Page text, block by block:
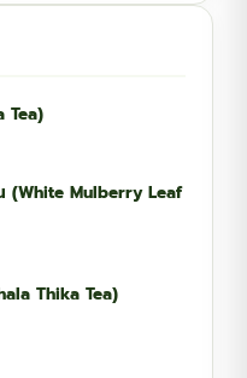
Tea)
(White Mulberry Leaf
Thika Tea)